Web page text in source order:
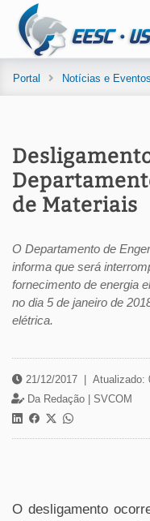
Portal Notícias e Eventos
de Materiais
O Departamento de
informa que será
fornecimento de energia
no dia 5 de janeiro de
elétrica.
21/12/2017
Atualizado:
Da Redação | SVCOM
O desligamento